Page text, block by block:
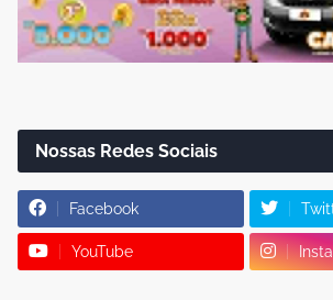
Nossas Redes Sociais
Facebook
YouTube